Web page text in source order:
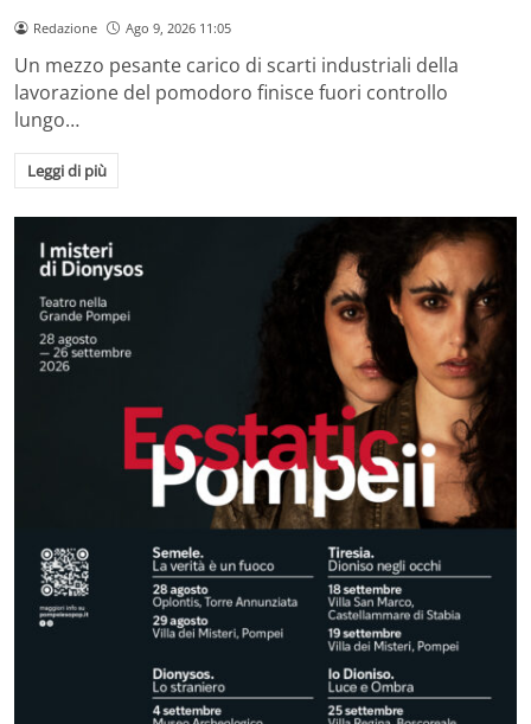
Redazione Ago 9, 2026 11:05
Un mezzo pesante carico di scarti industriali della
lavorazione del pomodoro finisce fuori controllo
lungo…
Leggi di più